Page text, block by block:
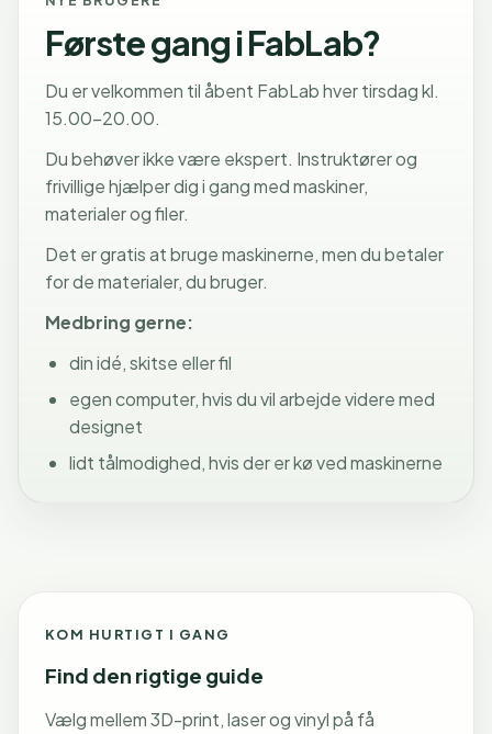
Første gang i FabLab?
Du er velkommen til åbent FabLab hver tirsdag kl.
15.00-20.00.
Du behøver ikke være ekspert. Instruktører og
frivillige hjælper dig i gang med maskiner,
materialer og filer.
Det er gratis at bruge maskinerne, men du betaler
for de materialer, du bruger.
Medbring gerne:
din idé, skitse eller fil
egen computer, hvis du vil arbejde videre med
designet
lidt tålmodighed, hvis der er kø ved maskinerne
KOM HURTIGT I GANG
Find den rigtige guide
Vælg mellem 3D-print, laser og vinyl på få